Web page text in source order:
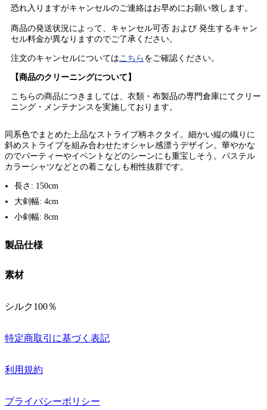
恐れ入りますがキャンセルのご連絡はお早めにお願い致します。
商品の発送状況によって、キャンセル可否 および 発生するキャン
セル料金が異なりますのでご了承ください。
注文のキャンセルについてはこちら をご確認ください。
【商品のクリーニングについて】
こちらの商品につきましては、衣類・布製品の専門倉庫にてクリー
ニング・メンテナンスを実施しております。
同系色でまとめた上品なストライプ柄ネクタイ。細かい縦の織りに
斜めストライプを組み合わせたオシャレ感漂うデザイン。華やかな
のでパーティーやイベントなどのシーンにも重宝しそう。パステル
カラーシャツなどとの着こなしも相性抜群です。
長さ: 150cm
大剣幅: 4cm
小剣幅: 8cm
製品仕様
素材
シルク100％
特定商取引に基づく表記
利用規約
プライバシーポリシー